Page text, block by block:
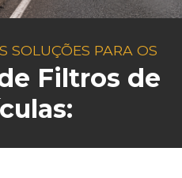
SOLUÇÕES PARA OS
Filtros de